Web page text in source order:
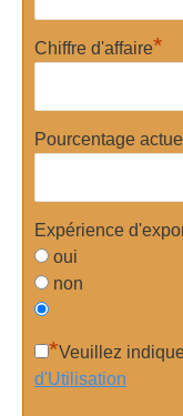
Chiffre d'affaire*
Pourcentage
Expérience
oui
non
*Veuillez
d'Utilisation